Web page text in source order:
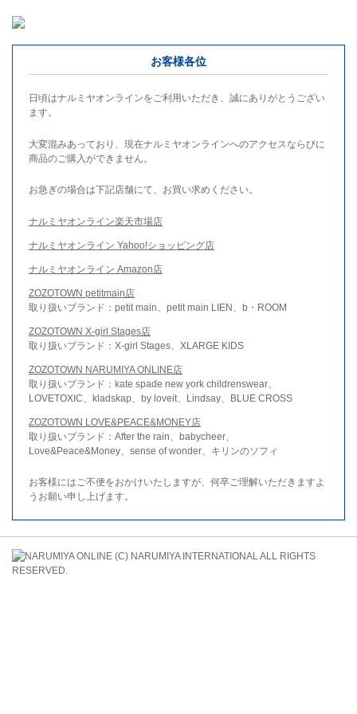
お客様各位
日頃はナルミヤオンラインをご利用いただき、誠にありがとうござい
ます。
大変混みあっており、現在ナルミヤオンラインへのアクセスならびに
商品のご購入ができません。
お急ぎの場合は下記店舗にて、お買い求めください。
ナルミヤオンライン楽天市場店
ナルミヤオンライン Yahoo!ショッピング店
ナルミヤオンライン Amazon店
ZOZOTOWN petitmain店
取り扱いブランド：petit main、petit main LIEN、b・ROOM
ZOZOTOWN X-girl Stages店
取り扱いブランド：X-girl Stages、XLARGE KIDS
ZOZOTOWN NARUMIYA ONLINE店
取り扱いブランド：kate spade new york childrenswear、
LOVETOXIC、kladskap、by loveit、Lindsay、BLUE CROSS
ZOZOTOWN LOVE&PEACE&MONEY店
取り扱いブランド：After the rain、babycheer、
Love&Peace&Money、sense of wonder、キリンのソフィ
お客様にはご不便をおかけいたしますが、何卒ご理解いただきますよ
うお願い申し上げます。